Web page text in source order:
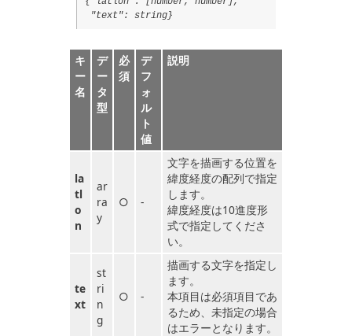
"text": string}
キ
ー
名
デ
ー
タ
型
必
須
デ
フ
ォ
ル
ト
値
説明
la
tl
o
n
ar
ra
y
○ -
文字を描画する位置を
緯度経度の配列で指定
します。
緯度経度は10進度形
式で指定してくださ
い。
te
xt
st
ri
n
g
○ -
描画する文字を指定し
ます。
本項目は必須項目であ
るため、未指定の場合
はエラーとなります。